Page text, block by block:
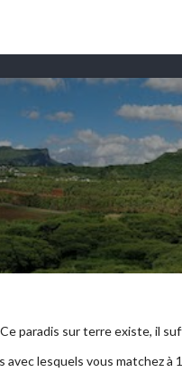
paradis sur terre existe, il
lesquels vous matchez à